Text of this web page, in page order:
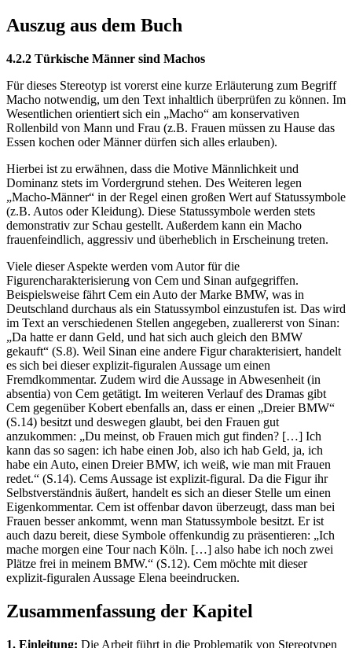
Auszug aus dem Buch
4.2.2 Türkische Männer sind Machos
Für dieses Stereotyp ist vorerst eine kurze Erläuterung zum Begriff
Macho notwendig, um den Text inhaltlich überprüfen zu können. Im
Wesentlichen orientiert sich ein „Macho“ am konservativen
Rollenbild von Mann und Frau (z.B. Frauen müssen zu Hause das
Essen kochen oder Männer dürfen sich alles erlauben).
Hierbei ist zu erwähnen, dass die Motive Männlichkeit und
Dominanz stets im Vordergrund stehen. Des Weiteren legen
„Macho-Männer“ in der Regel einen großen Wert auf Statussymbole
(z.B. Autos oder Kleidung). Diese Statussymbole werden stets
demonstrativ zur Schau gestellt. Außerdem kann ein Macho
frauenfeindlich, aggressiv und überheblich in Erscheinung treten.
Viele dieser Aspekte werden vom Autor für die
Figurencharakterisierung von Cem und Sinan aufgegriffen.
Beispielsweise fährt Cem ein Auto der Marke BMW, was in
Deutschland durchaus als ein Statussymbol einzustufen ist. Das wird
im Text an verschiedenen Stellen angegeben, zuallererst von Sinan:
„Da hatte er dann Geld, und hat sich auch gleich den BMW
gekauft“ (S.8). Weil Sinan eine andere Figur charakterisiert, handelt
es sich bei dieser explizit-figuralen Aussage um einen
Fremdkommentar. Zudem wird die Aussage in Abwesenheit (in
absentia) von Cem getätigt. Im weiteren Verlauf des Dramas gibt
Cem gegenüber Kobert ebenfalls an, dass er einen „Dreier BMW“
(S.14) besitzt und deswegen glaubt, bei den Frauen gut
anzukommen: „Du meinst, ob Frauen mich gut finden? […] Ich
kann das so sagen: ich habe einen Job, also ich hab Geld, ja, ich
habe ein Auto, einen Dreier BMW, ich weiß, wie man mit Frauen
redet.“ (S.14). Cems Aussage ist explizit-figural. Da die Figur ihr
Selbstverständnis äußert, handelt es sich an dieser Stelle um einen
Eigenkommentar. Cem ist offenbar davon überzeugt, dass man bei
Frauen besser ankommt, wenn man Statussymbole besitzt. Er ist
auch dazu bereit, diese Symbole offenkundig zu präsentieren: „Ich
mache morgen eine Tour nach Köln. […] also habe ich noch zwei
Plätze frei in meinem BMW.“ (S.12). Cem möchte mit dieser
explizit-figuralen Aussage Elena beeindrucken.
Zusammenfassung der Kapitel
1. Einleitung: Die Arbeit führt in die Problematik von Stereotypen